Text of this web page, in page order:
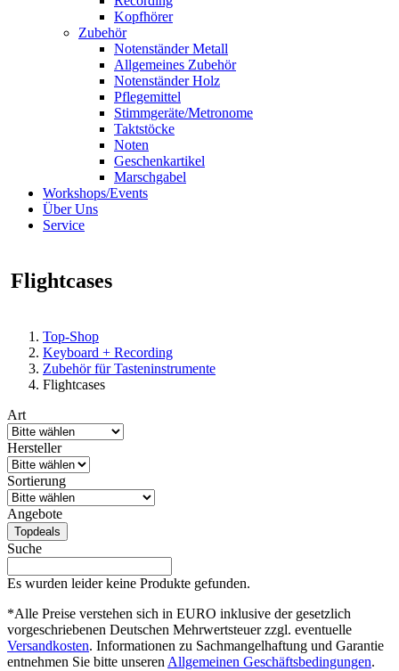
Kopfhörer
Zubehör
Notenständer Metall
Allgemeines Zubehör
Notenständer Holz
Pflegemittel
Stimmgeräte/Metronome
Taktstöcke
Noten
Geschenkartikel
Marschgabel
Workshops/Events
Über Uns
Service
Flightcases
Top-Shop
Keyboard + Recording
Zubehör für Tasteninstrumente
Flightcases
Art
Hersteller
Sortierung
Angebote
Topdeals
Suche
Es wurden leider keine Produkte gefunden.
*Alle Preise verstehen sich in EURO inklusive der gesetzlich
vorgeschriebenen Deutschen Mehrwertsteuer zzgl. eventuelle
Versandkosten. Informationen zu Sachmangelhaftung und Garantie
entnehmen Sie bitte unserenAllgemeinen Geschäftsbedingungen.